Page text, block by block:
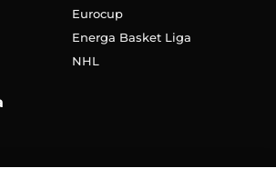
Eurocup
Energa Basket Liga
NHL